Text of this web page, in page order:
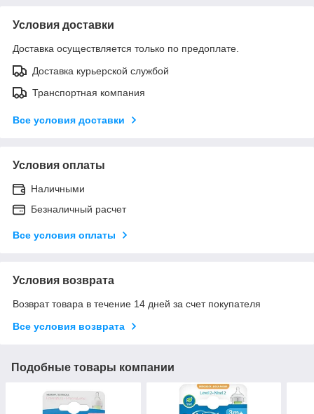
Условия доставки
Доставка осуществляется только по предоплате.
Доставка курьерской службой
Транспортная компания
Все условия доставки
Условия оплаты
Наличными
Безналичный расчет
Все условия оплаты
Условия возврата
Возврат товара в течение 14 дней за счет покупателя
Все условия возврата
Подобные товары компании